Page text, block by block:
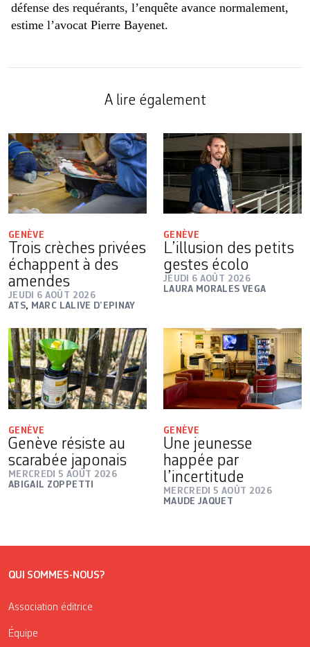
défense des requérants, l’enquête avance normalement,
estime l’avocat Pierre Bayenet.
A lire également
GENÈVE
Trois crèches privées
échappent à des
amendes
JEUDI 6 AOÛT 2026
ATS, MARC LALIVE D’EPINAY
GENÈVE
L’illusion des petits
gestes écolo
JEUDI 6 AOÛT 2026
LAURA MORALES VEGA
GENÈVE
Genève résiste au
scarabée japonais
MERCREDI 5 AOÛT 2026
ABIGAIL ZOPPETTI
GENÈVE
Une jeunesse
happée par
l’incertitude
MERCREDI 5 AOÛT 2026
MAUDE JAQUET
QUI SOMMES-NOUS?
Association éditrice
Équipe